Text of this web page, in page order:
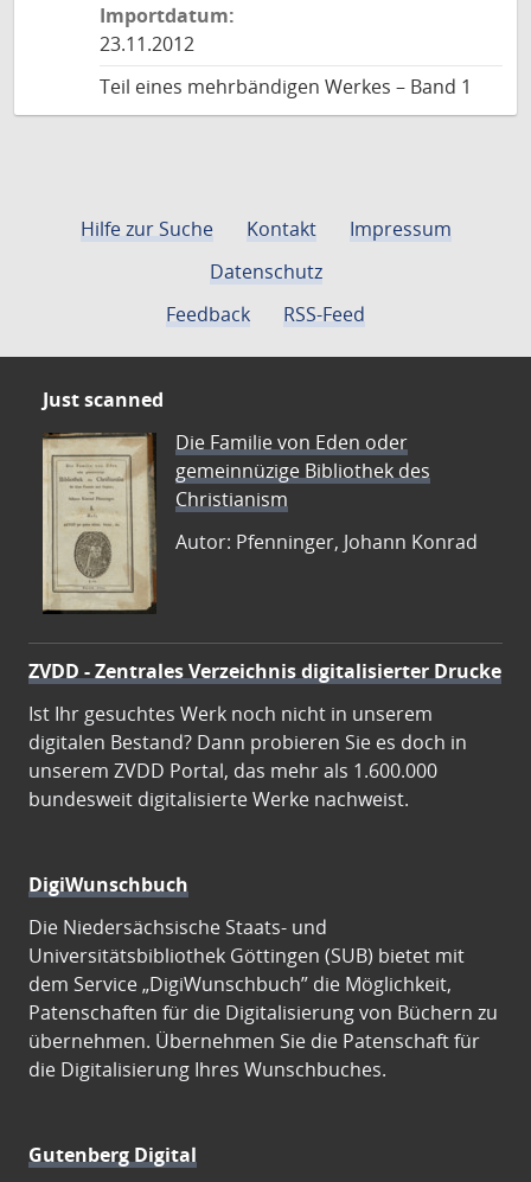
Importdatum:
23.11.2012
Teil eines mehrbändigen Werkes – Band 1
Hilfe zur Suche Kontakt
Impressum
Datenschutz
Feedback
RSS-Feed
Just scanned
Die Familie von Eden oder
gemeinnüzige Bibliothek des
Christianism
Autor: Pfenninger, Johann Konrad
ZVDD - Zentrales Verzeichnis digitalisierter Drucke
Ist Ihr gesuchtes Werk noch nicht in unserem
digitalen Bestand? Dann probieren Sie es doch in
unserem ZVDD Portal, das mehr als 1.600.000
bundesweit digitalisierte Werke nachweist.
DigiWunschbuch
Die Niedersächsische Staats- und
Universitätsbibliothek Göttingen (SUB) bietet mit
dem Service „DigiWunschbuch” die Möglichkeit,
Patenschaften für die Digitalisierung von Büchern zu
übernehmen. Übernehmen Sie die Patenschaft für
die Digitalisierung Ihres Wunschbuches.
Gutenberg Digital